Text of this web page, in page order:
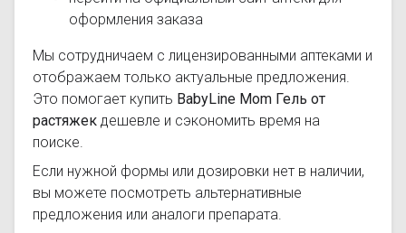
оформления заказа
Мы сотрудничаем с лицензированными аптеками и
отображаем только актуальные предложения.
Это помогает купить BabyLine Mom Гель от
растяжек дешевле и сэкономить время на
поиске.
Если нужной формы или дозировки нет в наличии,
вы можете посмотреть альтернативные
предложения или аналоги препарата.